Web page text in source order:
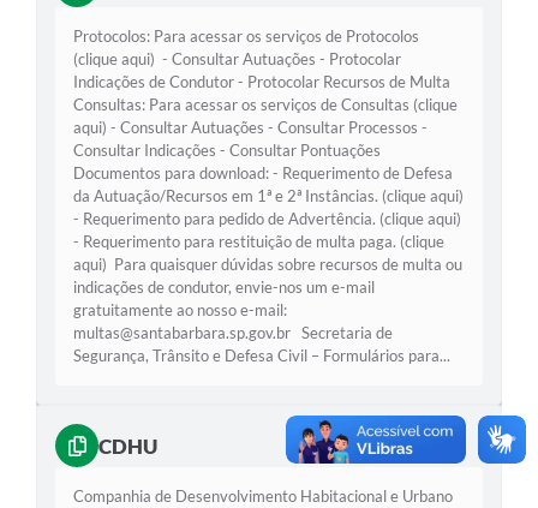
Legislação
Covid-19
Imóveis
Protocolo
Doação CMDCA
Utilidades
Certidão Negativa de Empresa
Certidão Negativa de Imóvel
Conselhos Municipais
Protocolos: Para acessar os serviços de Protocolos
(clique aqui) - Consultar Autuações - Protocolar
Indicações de Condutor - Protocolar Recursos de Multa
Consultas: Para acessar os serviços de Consultas (clique
aqui) - Consultar Autuações - Consultar Processos -
Consultar Indicações - Consultar Pontuações
Documentos para download: - Requerimento de Defesa
da Autuação/Recursos em 1ª e 2ª Instâncias. (clique aqui)
- Requerimento para pedido de Advertência. (clique aqui)
- Requerimento para restituição de multa paga. (clique
aqui) Para quaisquer dúvidas sobre recursos de multa ou
indicações de condutor, envie-nos um e-mail
gratuitamente ao nosso e-mail:
multas@santabarbara.sp.gov.br Secretaria de
Segurança, Trânsito e Defesa Civil – Formulários para...
CDHU
Companhia de Desenvolvimento Habitacional e Urbano